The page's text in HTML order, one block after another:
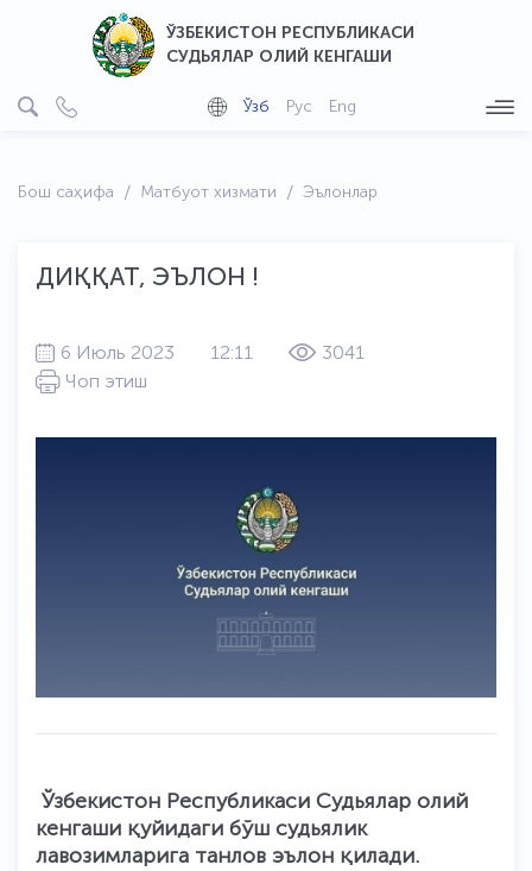
ЎЗБЕКИСТОН РЕСПУБЛИКАСИ
СУДЬЯЛАР ОЛИЙ КЕНГАШИ
Ўзб Рус Eng
Бош саҳифа Матбуот хизмати Эълонлар
ДИҚҚАТ, ЭЪЛОН !
6 Июль 2023 12:11
3041
Чоп этиш
Ўзбекистон Республикаси Судьялар олий
кенгаши қуйидаги бўш судьялик
лавозимларига танлов эълон қилади.